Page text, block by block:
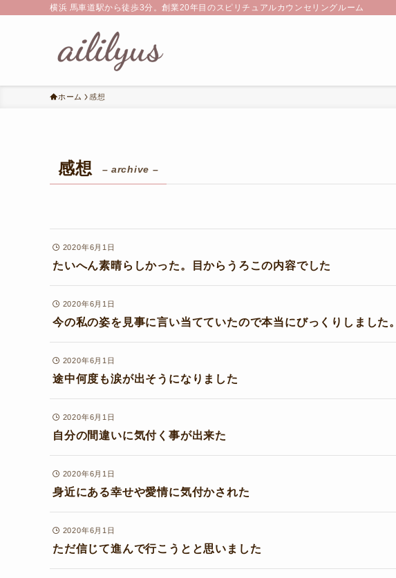
横浜 馬車道駅から徒歩3分。創業20年目のスピリチュアルカウンセリングルーム
ホーム 感想
感想 – archive –
2020年6月1日
たいへん素晴らしかった。目からうろこの内容でした
2020年6月1日
今の私の姿を見事に言い当てていたので本当にびっくりしました。
2020年6月1日
途中何度も涙が出そうになりました
2020年6月1日
自分の間違いに気付く事が出来た
2020年6月1日
身近にある幸せや愛情に気付かされた
2020年6月1日
ただ信じて進んで行こうとと思いました